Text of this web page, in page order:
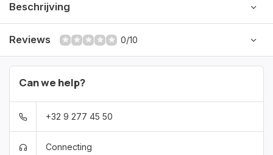
Beschrijving
Reviews 0/10
Can we help?
+32 9 277 45 50
Connecting